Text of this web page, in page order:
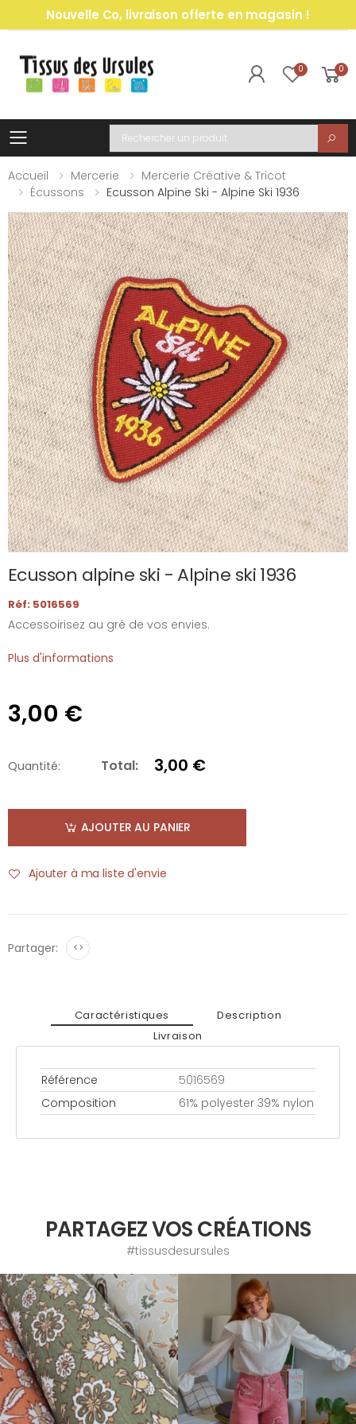
Nouvelle Co, livraison offerte en magasin !
0 0
Toggle mobile menu
Recherche
Accueil
Mercerie
Mercerie Créative & Tricot
Écussons
Ecusson Alpine Ski - Alpine Ski 1936
Ecusson alpine ski - Alpine ski 1936
Réf: 5016569
Accessoirisez au gré de vos envies.
Plus d'informations
3,00 €
Quantité: Total: 3,00 €
AJOUTER AU PANIER
Ajouter à ma liste d'envie
Partager: <>
Caractéristiques
Description
Livraison
Référence
5016569
Composition
61% polyester 39% nylon
PARTAGEZ VOS CRÉATIONS
#tissusdesursules